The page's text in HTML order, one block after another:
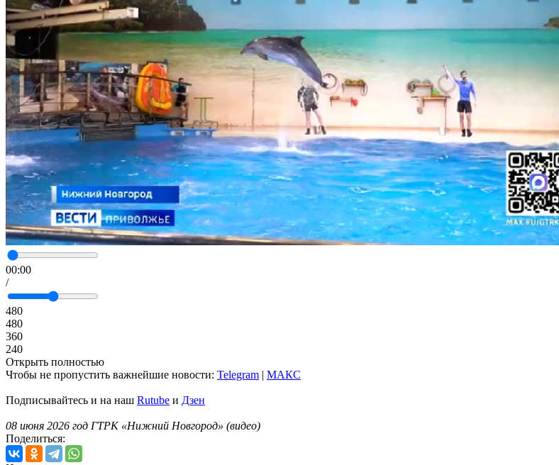
00:00
/
480
480
360
240
Открыть полностью
Чтобы не пропустить важнейшие новости: Telegram | MAКС
Подписывайтесь и на наш Rutube и Дзен
08 июня 2026 год ГТРК «Нижний Новгород» (видео)
Поделиться: